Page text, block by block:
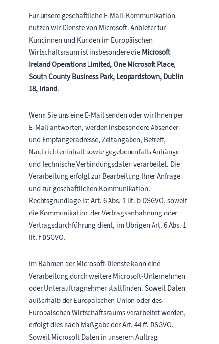
Für unsere geschäftliche E-Mail-Kommunikation
nutzen wir Dienste von Microsoft. Anbieter für
Kundinnen und Kunden im Europäischen
Wirtschaftsraum ist insbesondere die Microsoft
Ireland Operations Limited, One Microsoft Place,
South County Business Park, Leopardstown, Dublin
18, Irland.
Wenn Sie uns eine E-Mail senden oder wir Ihnen per
E-Mail antworten, werden insbesondere Absender-
und Empfängeradresse, Zeitangaben, Betreff,
Nachrichteninhalt sowie gegebenenfalls Anhänge
und technische Verbindungsdaten verarbeitet. Die
Verarbeitung erfolgt zur Bearbeitung Ihrer Anfrage
und zur geschäftlichen Kommunikation.
Rechtsgrundlage ist Art. 6 Abs. 1 lit. b DSGVO, soweit
die Kommunikation der Vertragsanbahnung oder
Vertragsdurchführung dient, im Übrigen Art. 6 Abs. 1
lit. f DSGVO.
Im Rahmen der Microsoft-Dienste kann eine
Verarbeitung durch weitere Microsoft-Unternehmen
oder Unterauftragnehmer stattfinden. Soweit Daten
außerhalb der Europäischen Union oder des
Europäischen Wirtschaftsraums verarbeitet werden,
erfolgt dies nach Maßgabe der Art. 44 ff. DSGVO.
Soweit Microsoft Daten in unserem Auftrag